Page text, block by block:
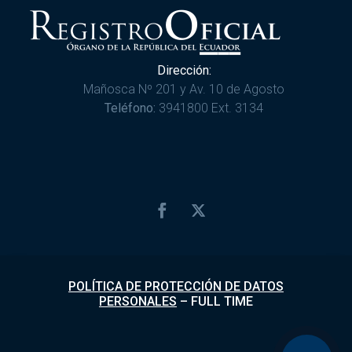
Dirección:
Mañosca Nº 201 y Av. 10 de Agosto
Teléfono: 3941800 Ext. 3134
POLÍTICA DE PROTECCIÓN DE DATOS
PERSONALES – FULL TIME